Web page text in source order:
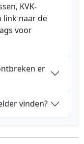
KVK-
link naar de
voor
er
vinden?